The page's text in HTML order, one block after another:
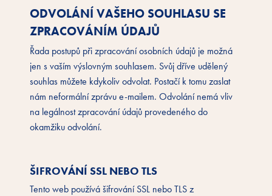
ODVOLÁNÍ VAŠEHO SOUHLASU SE
ZPRACOVÁNÍM ÚDAJŮ
Řada postupů při zpracování osobních údajů je možná
jen s vaším výslovným souhlasem. Svůj dříve udělený
souhlas můžete kdykoliv odvolat. Postačí k tomu zaslat
nám neformální zprávu e-mailem. Odvolání nemá vliv
na legálnost zpracování údajů provedeného do
okamžiku odvolání.
ŠIFROVÁNÍ SSL NEBO TLS
Tento web používá šifrování SSL nebo TLS z